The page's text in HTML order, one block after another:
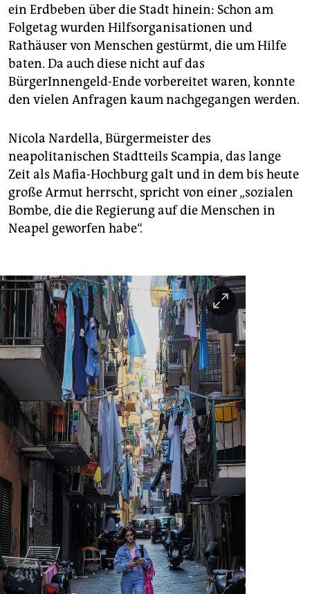
ein Erdbeben über die Stadt hinein: Schon am
Folgetag wurden Hilfsorganisationen und
Rathäuser von Menschen gestürmt, die um Hilfe
baten. Da auch diese nicht auf das
BürgerInnengeld-Ende vorbereitet waren, konnte
den vielen Anfragen kaum nachgegangen werden.
Nicola Nardella, Bürgermeister des
neapolitanischen Stadtteils Scampia, das lange
Zeit als Mafia-Hochburg galt und in dem bis heute
große Armut herrscht, spricht von einer „sozialen
Bombe, die die Regierung auf die Menschen in
Neapel geworfen habe“.